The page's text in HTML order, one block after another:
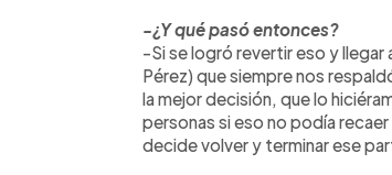
-¿Y qué pasó entonces?
-Si se logró revertir eso y
Pérez) que siempre nos
la mejor decisión, que lo
personas si eso no podía recaer
decide volver y terminar ese